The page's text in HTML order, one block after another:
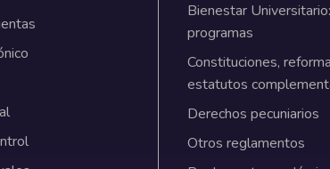
Bienestar
programas
Constituciones,
estatutos
Derechos pecuniarios
Otros reglamentos